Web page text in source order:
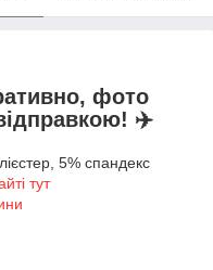
фото
✈️
5% спандекс
тут